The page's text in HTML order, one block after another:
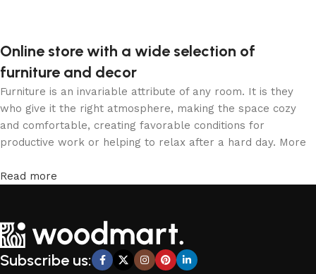
Online store with a wide selection of
furniture and decor
Furniture is an invariable attribute of any room. It is they
who give it the right atmosphere, making the space cozy
and comfortable, creating favorable conditions for
productive work or helping to relax after a hard day. More
online store, when you can sit down at the computer in your
of furniture: both home and office furniture are available.
Furniture production is a modern form of art
Furniture manufacturers, as well as manufacturers of other
Read more
Subscribe us: